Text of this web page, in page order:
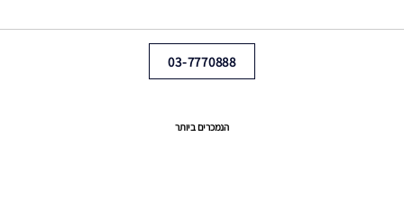
03-7770888
הנמכרים ביותר